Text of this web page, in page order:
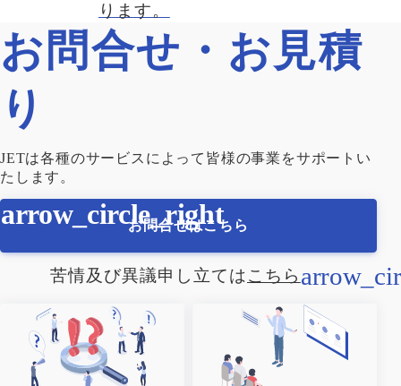
ります。
お問合せ・お見積
り
JETは各種のサービスによって皆様の事業をサポートい
たします。
お問合せはこちら
苦情及び異議申し立てはこちら